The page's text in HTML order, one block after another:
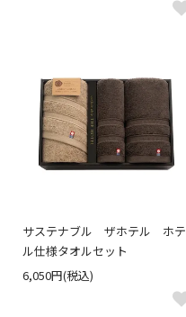
サステナブル ザホテル ホテ
ル仕様タオルセット
6,050円(税込)